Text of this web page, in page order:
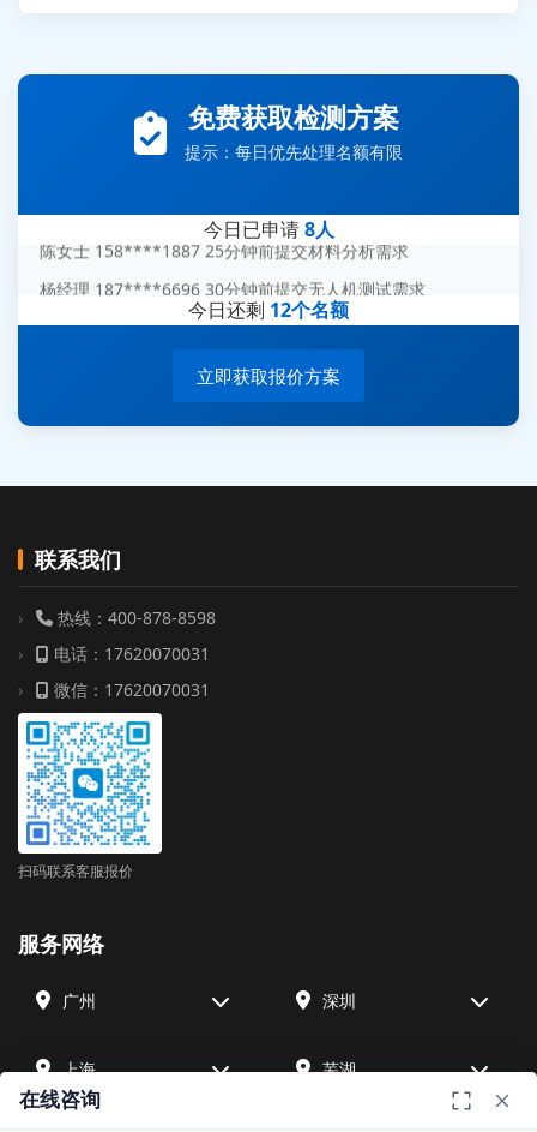
免费获取检测方案
提示：每日优先处理名额有限
今日已申请8人
李女士 159****5393 3分钟前提交可靠性测试需求
王经理 186****9012 7分钟前提交并网/涉网试验需求
赵总 135****7688 12分钟前提交芯片失效分析需求
陈女士 158****1887 25分钟前提交材料分析需求
周总 136****0539 35分钟前提交机器人测试需求
今日还剩 12个名额
立即获取报价方案
联系我们
热线：400-878-8598
电话：17620070031
微信：17620070031
扫码联系客服报价
服务网络
广州 深圳
上海 芜湖
在线咨询